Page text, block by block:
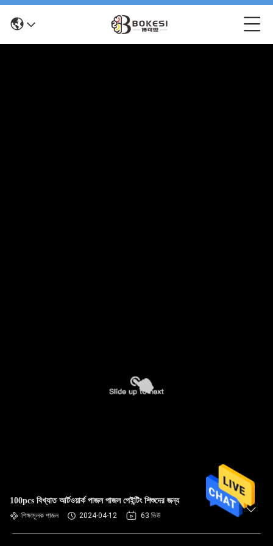
100pcs বিখ্যাত আর্টওয়ার্ক পাজল পাজল পেইন্টিং শিশুদের জন্য
শিক্ষামূলক পাজল 2024-04-12 63 ভিউ